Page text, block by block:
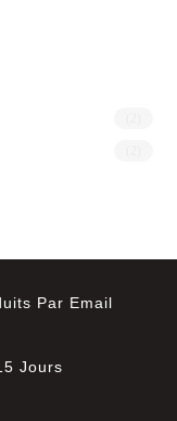
Par Email
Jours